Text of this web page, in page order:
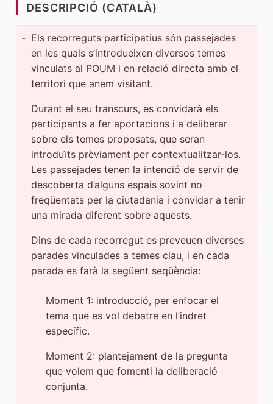
DESCRIPCIÓ (CATALÀ)
- Els recorreguts participatius són passejades
en les quals s’introdueixen diversos temes
vinculats al POUM i en relació directa amb el
territori que anem visitant.
Durant el seu transcurs, es convidarà els
participants a fer aportacions i a deliberar
sobre els temes proposats, que seran
introduïts prèviament per contextualitzar-los.
Les passejades tenen la intenció de servir de
descoberta d’alguns espais sovint no
freqüentats per la ciutadania i convidar a tenir
una mirada diferent sobre aquests.
Dins de cada recorregut es preveuen diverses
parades vinculades a temes clau, i en cada
parada es farà la següent seqüència:
Moment 1: introducció, per enfocar el
tema que es vol debatre en l’indret
específic.
Moment 2: plantejament de la pregunta
que volem que fomenti la deliberació
conjunta.